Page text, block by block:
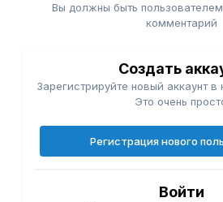
Вы должны быть
комментарий
Создать
Зарегистрируйте новый аккаунт
Это очень
Регистрация нового
Войти